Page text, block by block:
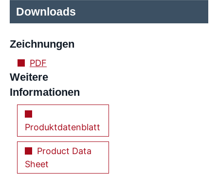
Downloads
Zeichnungen
PDF
Weitere
Informationen
Produktdatenblatt
Product Data
Sheet